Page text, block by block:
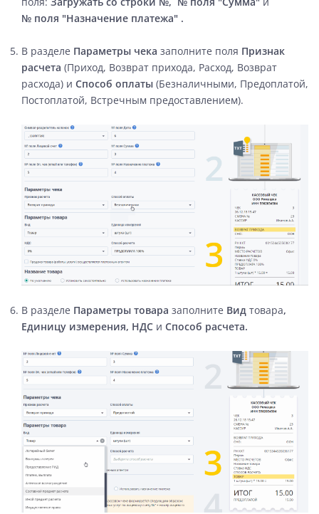
№ поля "Назначение платежа" .
В разделе Параметры чека заполните поля Признак
расчета (Приход, Возврат прихода, Расход, Возврат
расхода) и Способ оплаты (Безналичными, Предоплатой,
Постоплатой, Встречным предоставлением).
В разделе Параметры товара заполните Вид товара,
Единицу измерения, НДС и Способ расчета.